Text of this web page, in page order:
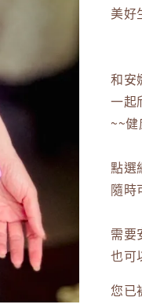
美好
和安
一起
~~
點選
隨時
需要
也可
您已